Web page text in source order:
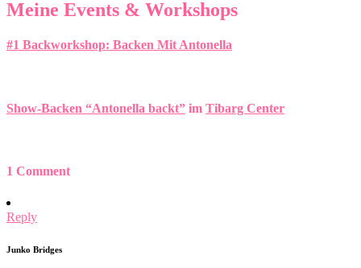
Meine Events & Workshops
#1 Backworkshop: Backen Mit Antonella
Show-Backen “Antonella backt” im Tibarg Center
1 Comment
Reply
Junko Bridges